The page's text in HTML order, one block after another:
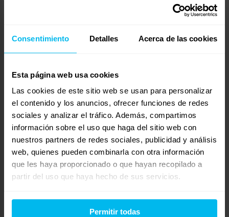
Consentimiento Detalles Acerca de las cookies
Esta página web usa cookies
Las cookies de este sitio web se usan para personalizar
el contenido y los anuncios, ofrecer funciones de redes
sociales y analizar el tráfico. Además, compartimos
información sobre el uso que haga del sitio web con
nuestros partners de redes sociales, publicidad y análisis
web, quienes pueden combinarla con otra información
que les haya proporcionado o que hayan recopilado a
partir del uso que haya hecho de sus servicios.
Permitir todas
Te adjunto un poco más de información de Biogreen:
En Max colchón fabricamos bajo pedido y lo enviamos a
donde tu quieras! Aproximadamente lo tendrías en 15 días en
tu hogar.
Cualquier duda que puedas tener sin problemas contacta con
nosotras al 945198811 o al e-mailvitoria@maxcolchon.com